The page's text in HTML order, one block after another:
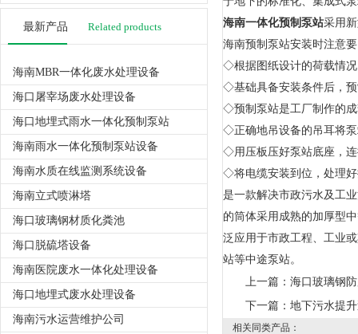
最新产品 Related products
海南MBR一体化废水处理设备
海口屠宰场废水处理设备
海口地埋式雨水一体化预制泵站
海南雨水一体化预制泵站设备
海南水质在线监测系统设备
海南立式喷淋塔
海口玻璃钢材质化粪池
海口脱硫塔设备
海南医院废水一体化处理设备
海口地埋式废水处理设备
海南污水运营维护公司
海南一体化预制泵站采用
海南预制泵站安装时注意
◇根据图纸设计的荷载情
◇基础具备安装条件后，
◇预制泵站是工厂制作的
◇正确地吊设备的吊耳将
◇用压板压好泵站底座，
◇将电缆安装到位，处理
是一款解决市政污水及工
的筒体采用成熟的加厚型
泛应用于市政工程、工业
站等中途泵站。
上一篇： 海口玻璃钢
下一篇： 地下污水提
相关同类产品：